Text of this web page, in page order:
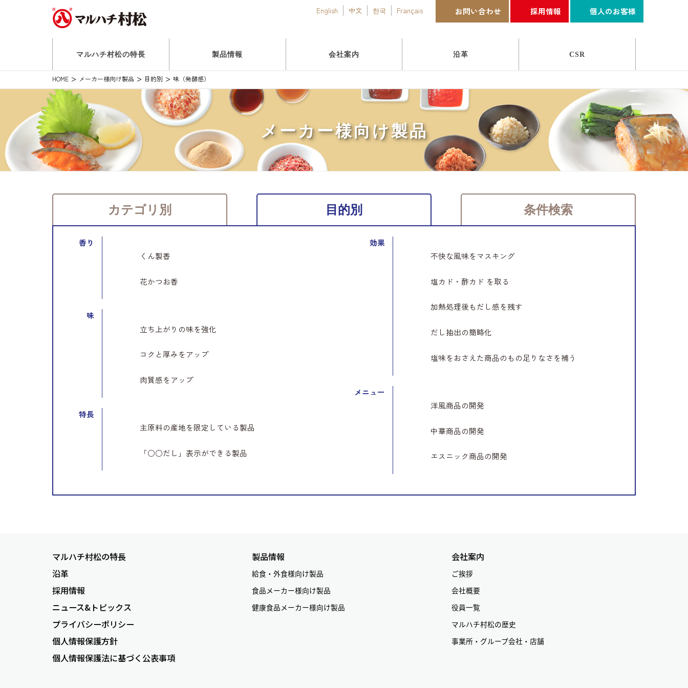
お問い合わせ 採用情報 個人のお客様
English 中文 한국 Français
マルハチ村松の特長 製品情報 会社案内 沿革 CSR
HOME メーカー様向け製品 目的別 味（発酵感）
メーカー様向け製品
カテゴリ別 目的別 条件検索
香り
くん製香
花かつお香
味
立ち上がりの味を強化
コクと厚みをアップ
肉質感をアップ
特長
主原料の産地を限定している製品
「○○だし」表示ができる製品
効果
不快な風味をマスキング
塩カド・酢カド を取る
加熱処理後もだし感を残す
だし抽出の簡略化
塩味をおさえた商品のもの足りなさを補う
メニュー
洋風商品の開発
中華商品の開発
エスニック商品の開発
マルハチ村松の特長
沿革
採用情報
ニュース&トピックス
プライバシーポリシー
個人情報保護方針
個人情報保護法に基づく公表事項
製品情報
給食・外食様向け製品
食品メーカー様向け製品
健康食品メーカー様向け製品
会社案内
ご挨拶
会社概要
役員一覧
マルハチ村松の歴史
事業所・グループ会社・店舗